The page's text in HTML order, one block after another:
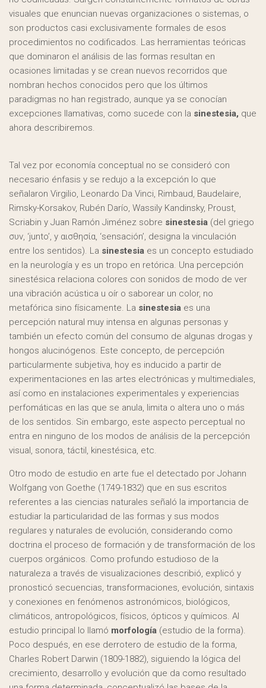
visuales que enuncian nuevas organizaciones o sistemas, o
son productos casi exclusivamente formales de esos
procedimientos no codificados. Las herramientas teóricas
que dominaron el análisis de las formas resultan en
ocasiones limitadas y se crean nuevos recorridos que
nombran hechos conocidos pero que los últimos
paradigmas no han registrado, aunque ya se conocían
excepciones llamativas, como sucede con la sinestesia, que
ahora describiremos.
Tal vez por economía conceptual no se consideró con
necesario énfasis y se redujo a la excepción lo que
señalaron Virgilio, Leonardo Da Vinci, Rimbaud, Baudelaire,
Rimsky-Korsakov, Rubén Darío, Wassily Kandinsky, Proust,
Scriabin y Juan Ramón Jiménez sobre sinestesia (del griego
συν, ‘junto’, y αισθησία, ‘sensación’, designa la vinculación
entre los sentidos). La sinestesia es un concepto estudiado
en la neurología y es un tropo en retórica. Una percepción
sinestésica relaciona colores con sonidos de modo de ver
una vibración acústica u oír o saborear un color, no
metafórica sino físicamente. La sinestesia es una
percepción natural muy intensa en algunas personas y
también un efecto común del consumo de algunas drogas y
hongos alucinógenos. Este concepto, de percepción
particularmente subjetiva, hoy es inducido a partir de
experimentaciones en las artes electrónicas y multimediales,
así como en instalaciones experimentales y experiencias
perfomáticas en las que se anula, limita o altera uno o más
de los sentidos. Sin embargo, este aspecto perceptual no
entra en ninguno de los modos de análisis de la percepción
visual, sonora, táctil, kinestésica, etc.
Otro modo de estudio en arte fue el detectado por Johann
Wolfgang von Goethe (1749-1832) que en sus escritos
referentes a las ciencias naturales señaló la importancia de
estudiar la particularidad de las formas y sus modos
regulares y naturales de evolución, considerando como
doctrina el proceso de formación y de transformación de los
cuerpos orgánicos. Como profundo estudioso de la
naturaleza a través de visualizaciones describió, explicó y
pronosticó secuencias, transformaciones, evolución, sintaxis
y conexiones en fenómenos astronómicos, biológicos,
climáticos, antropológicos, físicos, ópticos y químicos. Al
estudio principal lo llamó morfología (estudio de la forma).
Poco después, en ese derrotero de estudio de la forma,
Charles Robert Darwin (1809-1882), siguiendo la lógica del
crecimiento, desarrollo y evolución que da como resultado